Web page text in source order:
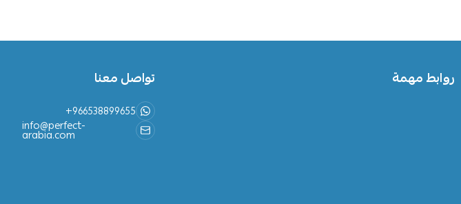
روابط مهمة تواصل معنا
+966538899655
info@perfect-
arabia.com